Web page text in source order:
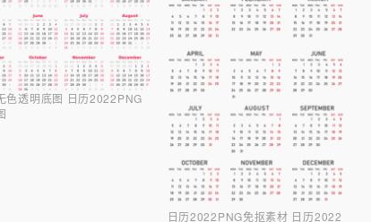
色透明底图 日历2022PNG
日历2022PNG免抠素材 日历2022